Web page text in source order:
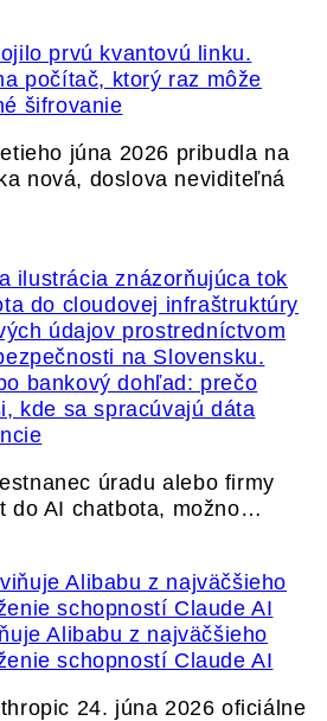
prvú kvantovú linku.
počítač, ktorý raz môže
šifrovanie
júna 2026 pribudla na
nová, doslova neviditeľná
bankový dohľad: prečo
kde sa spracúvajú dáta
úradu alebo firmy
do AI chatbota, možno…
Alibabu z najväčšieho
schopností Claude AI
24. júna 2026 oficiálne